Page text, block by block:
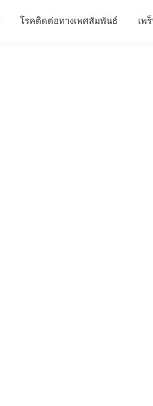
โรคติดต่อทางเพศสัมพันธ์ เพ